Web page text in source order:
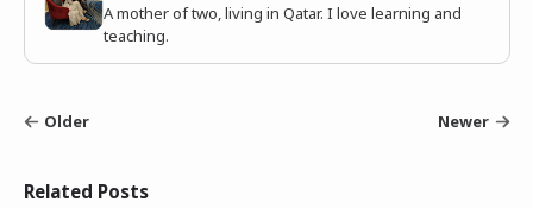
A mother of two, living in Qatar. I love learning and
teaching.
Older Newer
Related Posts